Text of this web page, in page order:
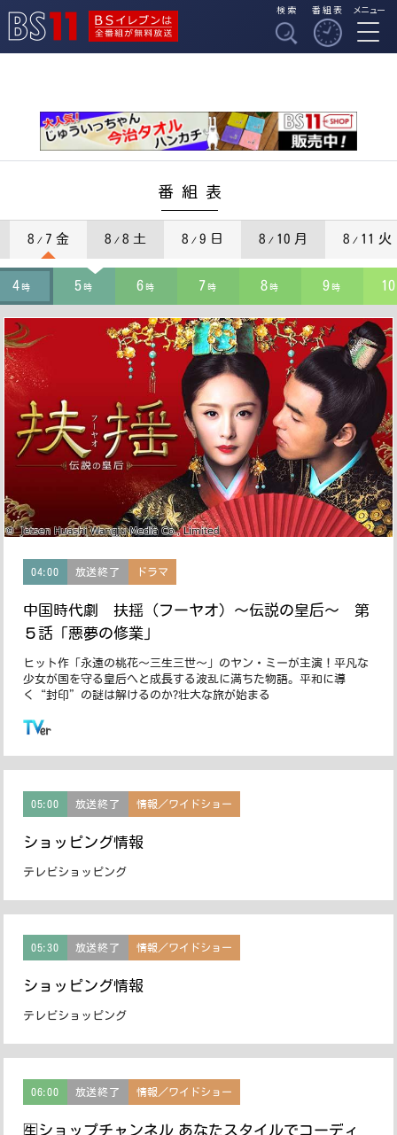
BSイレブンは全番組
検索 番組表 メニュー
番組表
8 / 7 金 8 / 8 土 8 / 9 日 8 / 10 月 8 / 11 火
4 時 5 時 6 時 7 時 8 時 9 時 10
04:00 放送終了 ドラマ
中国時代劇 扶揺（フーヤオ）〜伝説の皇后〜 第
５話「悪夢の修業」
ヒット作「永遠の桃花〜三生三世〜」のヤン・ミーが主演！平凡な
少女が国を守る皇后へと成長する波乱に満ちた物語。平和に導
く“封印”の謎は解けるのか?壮大な旅が始まる
05:00 放送終了 情報／ワイドショー
ショッピング情報
テレビショッピング
05:30 放送終了 情報／ワイドショー
ショッピング情報
テレビショッピング
06:00 放送終了 情報／ワイドショー
🈢ショップチャンネル あなたスタイルでコーディ